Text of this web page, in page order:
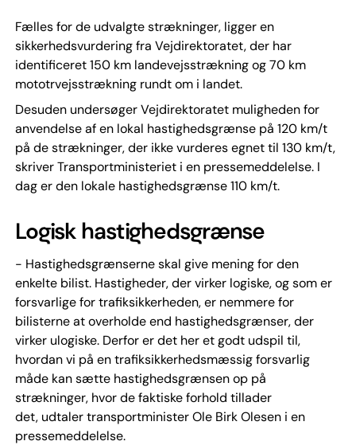
Fælles for de udvalgte strækninger, ligger en
sikkerhedsvurdering fra Vejdirektoratet, der har
identificeret 150 km landevejsstrækning og 70 km
mototrvejsstrækning rundt om i landet.
Desuden undersøger Vejdirektoratet muligheden for
anvendelse af en lokal hastighedsgrænse på 120 km/t
på de strækninger, der ikke vurderes egnet til 130 km/t,
skriver Transportministeriet i en pressemeddelelse. I
dag er den lokale hastighedsgrænse 110 km/t.
Logisk hastighedsgrænse
- Hastighedsgrænserne skal give mening for den
enkelte bilist. Hastigheder, der virker logiske, og som er
forsvarlige for trafiksikkerheden, er nemmere for
bilisterne at overholde end hastighedsgrænser, der
virker ulogiske. Derfor er det her et godt udspil til,
hvordan vi på en trafiksikkerhedsmæssig forsvarlig
måde kan sætte hastighedsgrænsen op på
strækninger, hvor de faktiske forhold tillader
det, udtaler transportminister Ole Birk Olesen i en
pressemeddelelse.